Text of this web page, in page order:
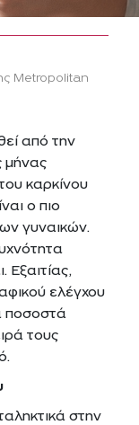
Metropolitan
από την
μήνας
καρκίνου
ο πιο
γυναικών.
Εξαιτίας,
ελέγχου
ποσοστά
τους
στην